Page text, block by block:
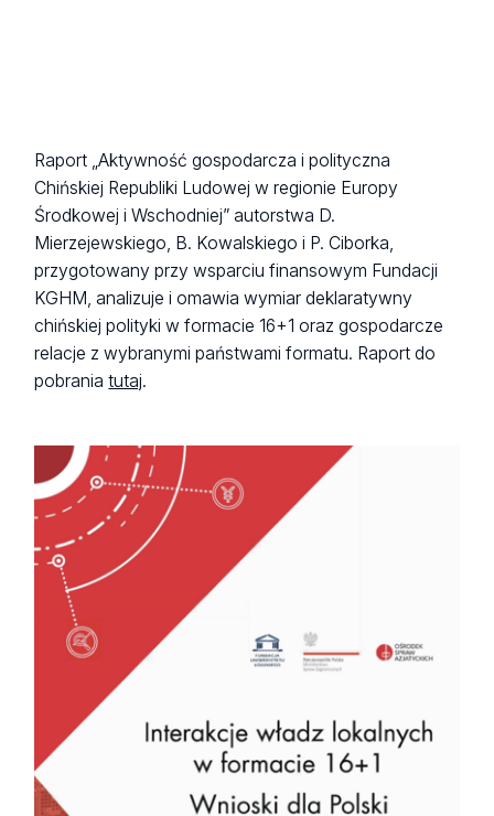
Raport „Aktywność gospodarcza i polityczna
Chińskiej Republiki Ludowej w regionie Europy
Środkowej i Wschodniej” autorstwa D.
Mierzejewskiego, B. Kowalskiego i P. Ciborka,
przygotowany przy wsparciu finansowym Fundacji
KGHM, analizuje i omawia wymiar deklaratywny
chińskiej polityki w formacie 16+1 oraz gospodarcze
relacje z wybranymi państwami formatu. Raport do
pobraniatutaj.